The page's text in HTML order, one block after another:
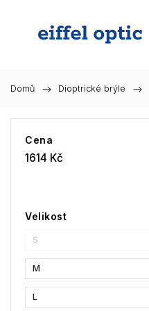
Domů / Dioptrické brýle /
Cena
1614 Kč
Velikost
S
M
L